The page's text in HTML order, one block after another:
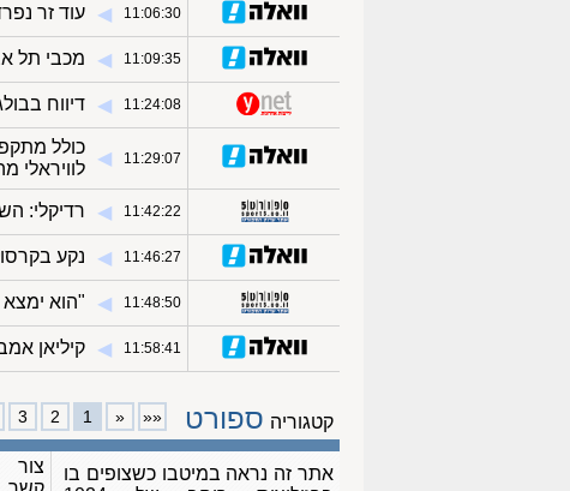
11:06:30
◀︎ עוד זר
11:09:35
◀︎ מכבי תל
11:24:08
◀︎ דיווח
11:29:07
◀︎
כולל
לוויראלי
11:42:22
◀︎ רדיקלי:
11:46:27
◀︎ נקע
11:48:50
◀︎ "הוא
11:58:41
◀︎ קיליאן
קטגוריה ספורט ««
«
1
2
3
אתר זה נראה במיטבו כשצופים בו
צור